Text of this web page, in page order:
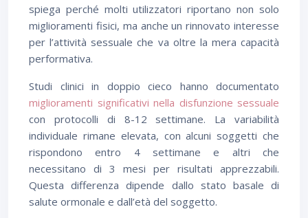
spiega perché molti utilizzatori riportano non solo
miglioramenti fisici, ma anche un rinnovato interesse
per l’attività sessuale che va oltre la mera capacità
performativa.
Studi clinici in doppio cieco hanno documentato
miglioramenti significativi nella disfunzione sessuale
con protocolli di 8-12 settimane. La variabilità
individuale rimane elevata, con alcuni soggetti che
rispondono entro 4 settimane e altri che
necessitano di 3 mesi per risultati apprezzabili.
Questa differenza dipende dallo stato basale di
salute ormonale e dall’età del soggetto.